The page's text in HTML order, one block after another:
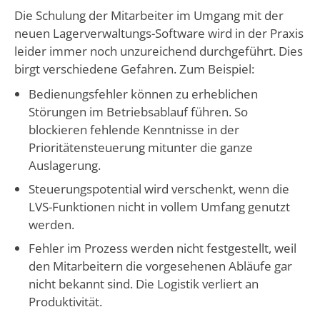
Die Schulung der Mitarbeiter im Umgang mit der
neuen Lagerverwaltungs-Software wird in der Praxis
leider immer noch unzureichend durchgeführt. Dies
birgt verschiedene Gefahren. Zum Beispiel:
Bedienungsfehler können zu erheblichen
Störungen im Betriebsablauf führen. So
blockieren fehlende Kenntnisse in der
Prioritätensteuerung mitunter die ganze
Auslagerung.
Steuerungspotential wird verschenkt, wenn die
LVS-Funktionen nicht in vollem Umfang genutzt
werden.
Fehler im Prozess werden nicht festgestellt, weil
den Mitarbeitern die vorgesehenen Abläufe gar
nicht bekannt sind. Die Logistik verliert an
Produktivität.